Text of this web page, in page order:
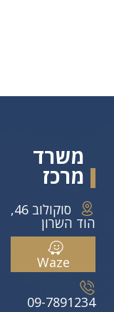
משרד
מרכז
סוקולוב 46,
הוד השרון
Waze
09-7891234